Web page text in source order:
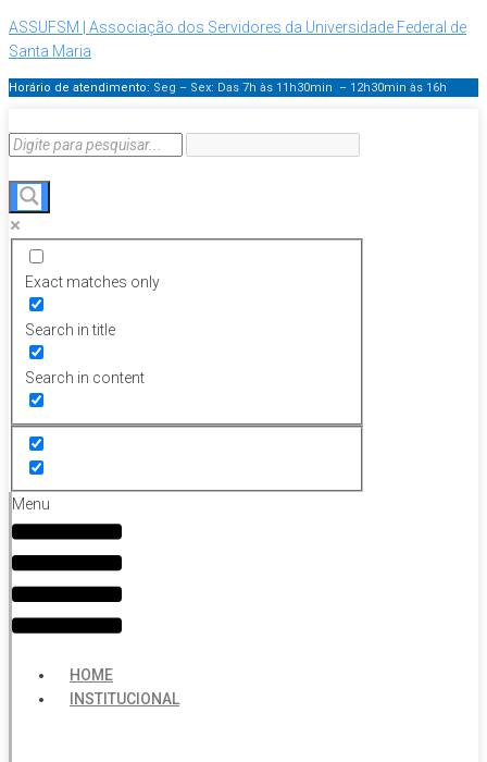
ASSUFSM | Associação dos Servidores da Universidade Federal de
Santa Maria
Horário de atendimento: Seg – Sex: Das 7h às 11h30min – 12h30min às 16h
Exact matches only
Search in title
Search in content
Menu
HOME
INSTITUCIONAL